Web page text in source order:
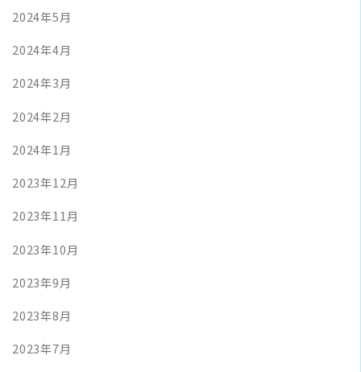
2024年5月
2024年4月
2024年3月
2024年2月
2024年1月
2023年12月
2023年11月
2023年10月
2023年9月
2023年8月
2023年7月